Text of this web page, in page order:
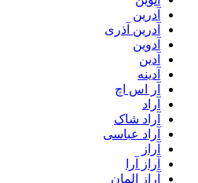
آدرین
آدرین آذری
آدوین
آدین
آدینه
آر اس اچ
آراد
آراد شاک
آراد عباسی
آراز
آراز آرا
آراز المان